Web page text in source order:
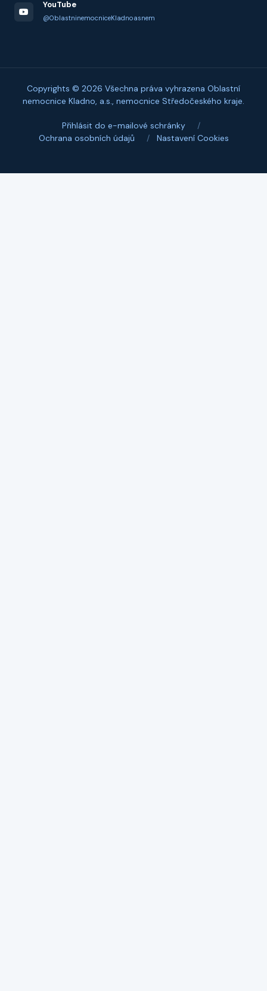
YouTube
@OblastninemocniceKladnoasnem
Copyrights © 2026 Všechna práva vyhrazena Oblastní
nemocnice Kladno, a.s., nemocnice Středočeského kraje.
Přihlásit do e-mailové schránky
/
Ochrana osobních údajů
/ Nastavení Cookies